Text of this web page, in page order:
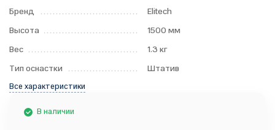
Бренд
Elitech
Высота
1500 мм
Вес
1.3 кг
Тип оснастки
Штатив
Все характеристики
В наличии